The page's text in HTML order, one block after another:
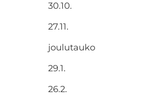
30.10.
27.11.
joulutauko
29.1.
26.2.